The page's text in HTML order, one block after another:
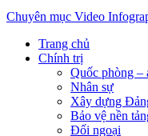
Chuyên mục Video
Trang chủ
Chính trị
Quốc phòng –
Nhân sự
Xây dựng
Bảo vệ nền
Đối ngoại